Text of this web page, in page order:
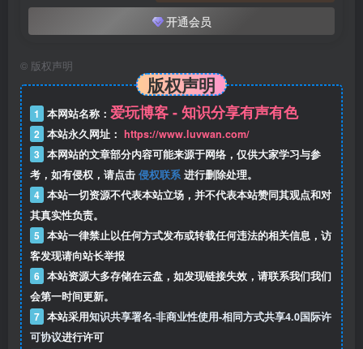
开通会员
© 版权声明
版权声明
1 本网站名称： 爱玩博客 - 知识分享有声有色
2 本站永久网址： https://www.luvwan.com/
3 本网站的文章部分内容可能来源于网络，仅供大家学习与参
考，如有侵权，请点击 侵权联系 进行删除处理。
4 本站一切资源不代表本站立场，并不代表本站赞同其观点和对
其真实性负责。
5 本站一律禁止以任何方式发布或转载任何违法的相关信息，访
客发现请向站长举报
6 本站资源大多存储在云盘，如发现链接失效，请联系我们我们
会第一时间更新。
7 本站采用知识共享署名-非商业性使用-相同方式共享4.0国际许
可协议进行许可